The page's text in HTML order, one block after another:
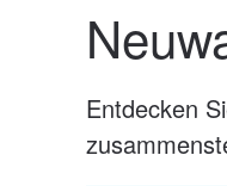
Entdecken